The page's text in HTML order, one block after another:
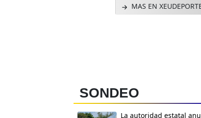
MAS EN
SONDEO
La autoridad estatal